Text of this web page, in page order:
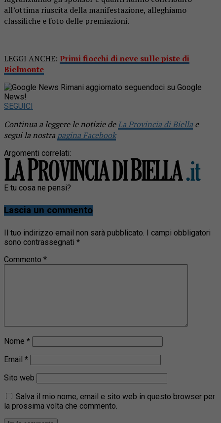
all’ottima riuscita della manifestazione, alleghiamo
classifiche e foto delle premiazioni.
LEGGI ANCHE: Primi fiocchi di neve sulle piste di
Bielmonte
Rimani aggiornato seguendoci su Google
News!
SEGUICI
Continua a leggere le notizie deLa Provincia di Biella e
segui la nostra pagina Facebook
Argomenti correlati:
E tu cosa ne pensi?
Lascia un commento
Il tuo indirizzo email non sarà pubblicato. I campi obbligatori
sono contrassegnati *
Commento *
Nome *
Email *
Sito web
Salva il mio nome, email e sito web in questo browser per
la prossima volta che commento.